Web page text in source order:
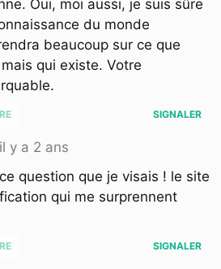
Oui, moi aussi, je suis sûre
du monde
beaucoup sur ce que
qui existe. Votre
SIGNALER
il y a 2 ans
question que je visais ! le site
qui me surprennent
SIGNALER